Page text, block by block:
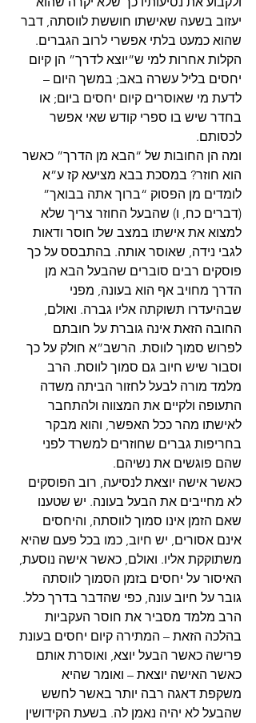
יעזוב בשעה שאישתו חוששת לווסתה, דבר
שהוא כמעט בלתי אפשרי לרוב הגברים.
הקלות אחרות למי ש”יוצא לדרך” הן קיום
יחסים בליל עשרה באב; במשך היום –
לדעת מי שאוסרים קיום יחסים ביום; או
בחדר שיש בו ספרי קודש שאי אפשר
לכסותם.
ומה הן החובות של “הבא מן הדרך” כאשר
הוא חוזר? במסכת בבא מציעא קז ע”א
לומדים מן הפסוק “ברוך אתה בבואך”
(דברים כח, ו) שהבעל החוזר צריך שלא
למצוא את אישתו במצב של חוסר ודאות
לגבי נידה, שאוסר אותה. בהתבסס על כך
פוסקים רבים סוברים שהבעל הבא מן
הדרך מחויב אף הוא בעונה, מפני
שבהיעדרו תשוקתה אליו גברה. ואולם,
החובה הזאת אינה גוברת על חובתם
לפרוש סמוך לווסת. הרשב”א חולק על כך
וסבור שיש חיוב גם סמוך לווסת. הרב
מלמד מורה לבעל לחזור הביתה משדה
התעופה ולקיים את המצווה ולהתחבר
לאישתו מהר ככל האפשר, והוא מבקר
בחריפות גברים שחוזרים למשרד לפני
שהם פוגשים את נשיהם.
כאשר אישה יוצאת לנסיעה, רוב הפוסקים
לא מחייבים את הבעל בעונה. יש שטענו
שאם הזמן אינו סמוך לווסתה, והיחסים
אינם אסורים, יש חיוב, כמו בכל פעם שהיא
משתוקקת אליו. ואולם, כאשר אישה נוסעת,
האיסור על יחסים בזמן הסמוך לווסתה
גובר על חיוב עונה, כפי שהדבר בדרך כלל.
הרב מלמד מסביר את חוסר העקביות
בהלכה הזאת – המתירה קיום יחסים בעונת
פרישה כאשר הבעל יוצא, ואוסרת אותם
כאשר האישה יוצאת – ואומר שהיא
משקפת דאגה רבה יותר באשר לחשש
שהבעל לא יהיה נאמן לה. בשעת הקידושין